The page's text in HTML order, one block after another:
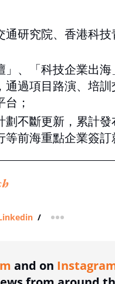
通研究院、香港科
、「科技企業出
過項目路演、培
；
不斷更新，累計
前海重點企業簽訂
/ more sharing
and on